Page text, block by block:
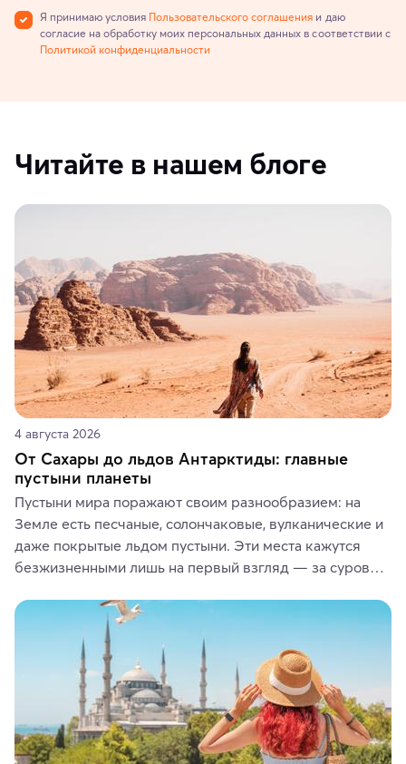
Я принимаю условия Пользовательского соглашения и даю
согласие на обработку моих персональных данных в соответствии с
Политикой конфиденциальности
Читайте в нашем блоге
4 августа 2026
От Сахары до льдов Антарктиды: главные
пустыни планеты
Пустыни мира поражают своим разнообразием: на
Земле есть песчаные, солончаковые, вулканические и
даже покрытые льдом пустыни. Эти места кажутся
безжизненными лишь на первый взгляд — за суровой
животные и маршруты, которые дарят одни из самых
ярких впечатлений от путешествий.